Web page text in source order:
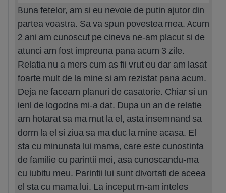
Buna fetelor, am si eu nevoie de putin ajutor din
partea voastra. Sa va spun povestea mea. Acum
2 ani am cunoscut pe cineva ne-am placut si de
atunci am fost impreuna pana acum 3 zile.
Relatia nu a mers cum as fii vrut eu dar am lasat
foarte mult de la mine si am rezistat pana acum.
Deja ne faceam planuri de casatorie. Chiar si un
ienl de logodna mi-a dat. Dupa un an de relatie
am hotarat sa ma mut la el, asta insemnand sa
dorm la el si ziua sa ma duc la mine acasa. El
sta cu minunata lui mama, care este cunostinta
de familie cu parintii mei, asa cunoscandu-ma
cu iubitu meu. Parintii lui sunt divortati de aceea
el sta cu mama lui. La inceput m-am inteles